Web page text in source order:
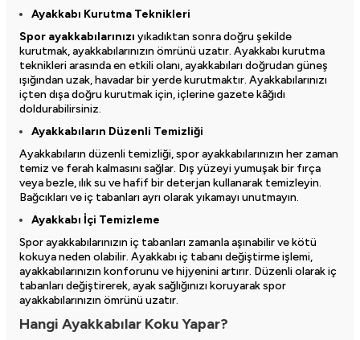
Ayakkabı Kurutma Teknikleri
Spor ayakkabılarınızı yıkadıktan sonra doğru şekilde
kurutmak, ayakkabılarınızın ömrünü uzatır. Ayakkabı kurutma
teknikleri arasında en etkili olanı, ayakkabıları doğrudan güneş
ışığından uzak, havadar bir yerde kurutmaktır. Ayakkabılarınızı
içten dışa doğru kurutmak için, içlerine gazete kâğıdı
doldurabilirsiniz.
Ayakkabıların Düzenli Temizliği
Ayakkabıların düzenli temizliği, spor ayakkabılarınızın her zaman
temiz ve ferah kalmasını sağlar. Dış yüzeyi yumuşak bir fırça
veya bezle, ılık su ve hafif bir deterjan kullanarak temizleyin.
Bağcıkları ve iç tabanları ayrı olarak yıkamayı unutmayın.
Ayakkabı İçi Temizleme
Spor ayakkabılarınızın iç tabanları zamanla aşınabilir ve kötü
kokuya neden olabilir. Ayakkabı iç tabanı değiştirme işlemi,
ayakkabılarınızın konforunu ve hijyenini artırır. Düzenli olarak iç
tabanları değiştirerek, ayak sağlığınızı koruyarak spor
ayakkabılarınızın ömrünü uzatır.
Hangi Ayakkabılar Koku Yapar?